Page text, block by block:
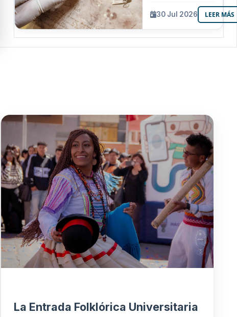
UMSA
resguarda 6
joyas de la
30 Jul 2026 LEER MÁS
La Entrada Folklórica Universitaria